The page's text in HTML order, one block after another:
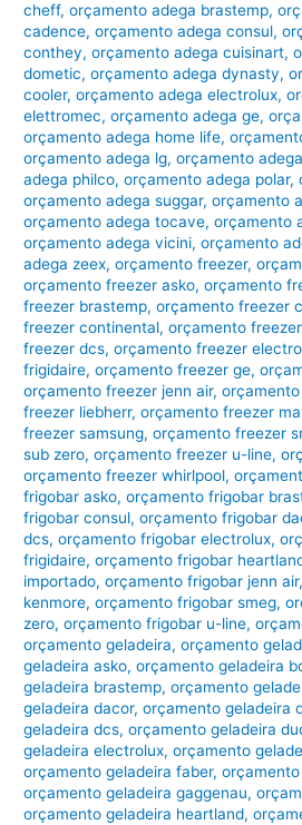
cheff,orçamento adega brastemp,
cadence,orçamento adega consul,
conthey,orçamento adega cuisinart,
dometic,orçamento adega dynasty,
cooler,orçamento adega electrolux,
elettromec,orçamento adega ge,
orçamento adega home life,
orçamento adega lg,orçamento
adega philco,orçamento adega polar,
orçamento adega suggar,orçamento
orçamento adega tocave,orçamento
orçamento adega vicini,orçamento
adega zeex,orçamento freezer,
orçamento freezer asko,orçamento
freezer brastemp,orçamento freezer
freezer continental,orçamento
freezer dcs,orçamento freezer
frigidaire,orçamento freezer ge,
orçamento freezer jenn air,
freezer liebherr,orçamento freezer
freezer samsung,orçamento freezer
sub zero,orçamento freezer u-line,
orçamento freezer whirlpool,
frigobar asko,orçamento frigobar
frigobar consul,orçamento frigobar
dcs,orçamento frigobar electrolux,
frigidaire,orçamento frigobar
importado,orçamento frigobar jenn air
kenmore,orçamento frigobar smeg,
zero,orçamento frigobar u-line,
orçamento geladeira,orçamento
geladeira asko,orçamento geladeira
geladeira brastemp,orçamento
geladeira dacor,orçamento geladeira
geladeira dcs,orçamento geladeira
geladeira electrolux,orçamento
orçamento geladeira faber,
orçamento geladeira gaggenau,
orçamento geladeira heartland,